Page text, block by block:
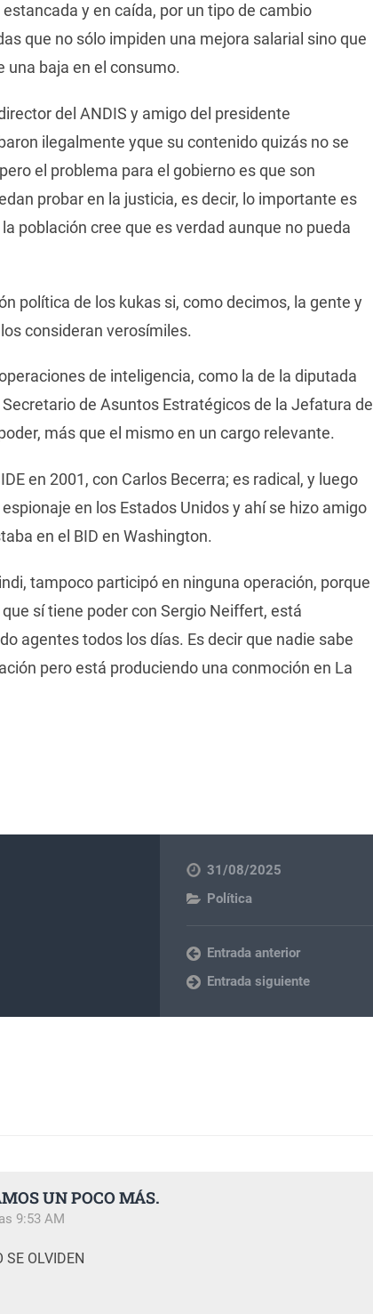
y en caída, por un tipo de cambio
que no sólo impiden una mejora salarial sino que
una baja en el consumo.
del ANDIS y amigo del presidente
ilegalmente yque su contenido quizás no se
el problema para el gobierno es que son
probar en la justicia, es decir, lo importante es
población cree que es verdad aunque no pueda
política de los kukas si, como decimos, la gente y
consideran verosímiles.
de inteligencia, como la de la diputada
de Asuntos Estratégicos de la Jefatura de
más que el mismo en un cargo relevante.
en 2001, con Carlos Becerra; es radical, y luego
en los Estados Unidos y ahí se hizo amigo
en el BID en Washington.
tampoco participó en ninguna operación, porque
sí tiene poder con Sergio Neiffert, está
agentes todos los días. Es decir que nadie sabe
pero está produciendo una conmoción en La
31/08/2025
Política
Entrada anterior
Entrada siguiente
UN POCO MÁS.
9:53 AM
SE OLVIDEN